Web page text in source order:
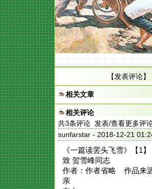
【发表评论
相关文章
相关评论
共3条评论 发表/查看更多评
sunfarstar - 2018-12-21
《一篇读罢头飞雪》【1】
致 贺雪峰同志
作者：作者省略 作品来
亲